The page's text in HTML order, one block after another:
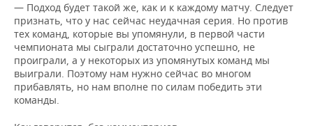
— Подход будет такой же, как и к каждому матчу. Следует
признать, что у нас сейчас неудачная серия. Но против
тех команд, которые вы упомянули, в первой части
чемпионата мы сыграли достаточно успешно, не
проиграли, а у некоторых из упомянутых команд мы
выиграли. Поэтому нам нужно сейчас во многом
прибавлять, но нам вполне по силам победить эти
команды.